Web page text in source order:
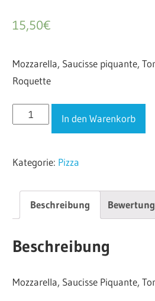
15,50€
Mozzarella, Saucisse piquante,
Roquette
Carrettiera
In den Warenkorb
Kategorie: Pizza
Beschreibung
Beschreibung
Mozzarella, Saucisse Piquante,